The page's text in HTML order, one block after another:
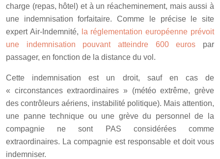
charge (repas, hôtel) et à un réacheminement, mais aussi à
une indemnisation forfaitaire. Comme le précise le site
expert Air-Indemnité,
la réglementation européenne prévoit
une indemnisation pouvant atteindre 600 euros par
passager, en fonction de la distance du vol.
Cette indemnisation est un droit, sauf en cas de
« circonstances extraordinaires » (météo extrême, grève
des contrôleurs aériens, instabilité politique). Mais attention,
une panne technique ou une grève du personnel de la
compagnie ne sont PAS considérées comme
extraordinaires. La compagnie est responsable et doit vous
indemniser.